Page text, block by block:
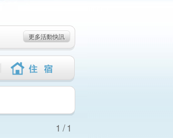
更多活動快訊
1/1